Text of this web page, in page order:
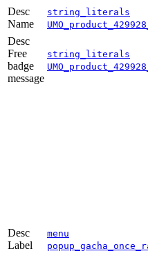
Desc
Name
string_literals
Desc
Free
badge
message
string_literals
Desc
Label
menu